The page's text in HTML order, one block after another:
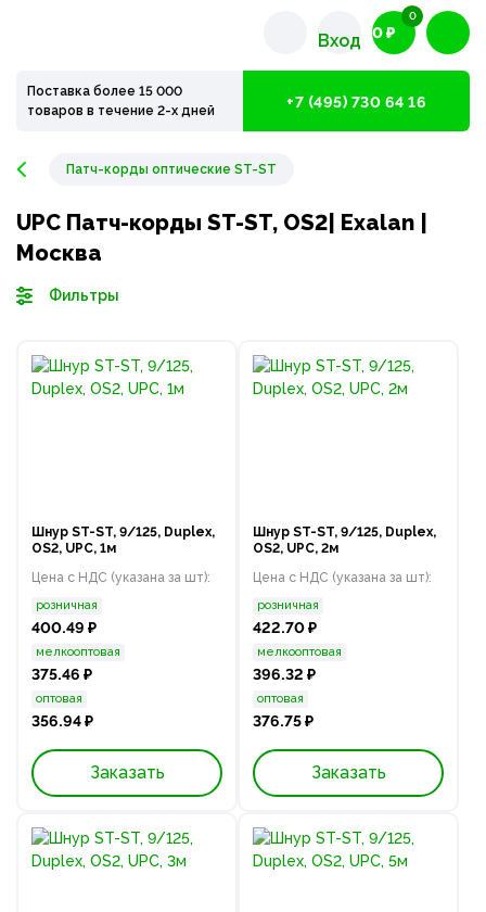
Вход 0 ₽
0
Поставка более 15 000
товаров в течение 2-х дней
+7 (495) 730 64 16
Патч-корды оптические ST-ST
UPC Патч-корды ST-ST, OS2| Exalan |
Москва
Фильтры
Шнур ST-ST, 9/125, Duplex,
OS2, UPC, 1м
Цена с НДС (указана за шт):
розничная
400.49 ₽
мелкооптовая
375.46 ₽
оптовая
356.94 ₽
Заказать
Шнур ST-ST, 9/125, Duplex,
OS2, UPC, 2м
Цена с НДС (указана за шт):
розничная
422.70 ₽
мелкооптовая
396.32 ₽
оптовая
376.75 ₽
Заказать